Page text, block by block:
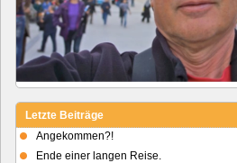
Letzte Beiträge
Angekommen?!
Ende einer langen Reise.